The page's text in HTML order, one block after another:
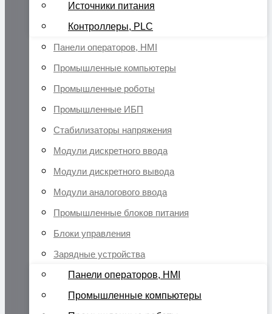
Источники питания
Контроллеры, PLC
Панели операторов, HMI
Промышленные компьютеры
Промышленные роботы
Промышленные ИБП
Стабилизаторы напряжения
Модули дискретного ввода
Модули дискретного вывода
Модули аналогового ввода
Промышленные блоков питания
Блоки управления
Зарядные устройства
Панели операторов, HMI
Промышленные компьютеры